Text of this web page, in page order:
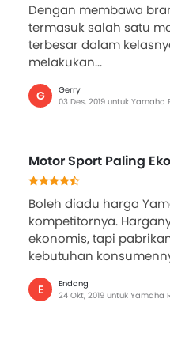
Dengan membawa
termasuk salah satu
terbesar dalam
melakukan...
G
Gerry
03 Des, 2019 untuk Yamaha
Motor Sport Paling
Boleh diadu harga
kompetitornya.
ekonomis, tapi
kebutuhan
E
Endang
24 Okt, 2019 untuk Yamaha